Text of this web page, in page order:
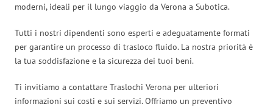
moderni, ideali per il lungo viaggio da Verona a Subotica.
Tutti i nostri dipendenti sono esperti e adeguatamente formati
per garantire un processo di trasloco fluido. La nostra priorità è
la tua soddisfazione e la sicurezza dei tuoi beni.
Ti invitiamo a contattare Traslochi Verona per ulteriori
informazioni sui costi e sui servizi. Offriamo un preventivo